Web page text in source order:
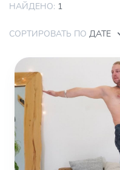
НАЙДЕНО: 1
СОРТИРОВАТЬ ПО ДАТЕ